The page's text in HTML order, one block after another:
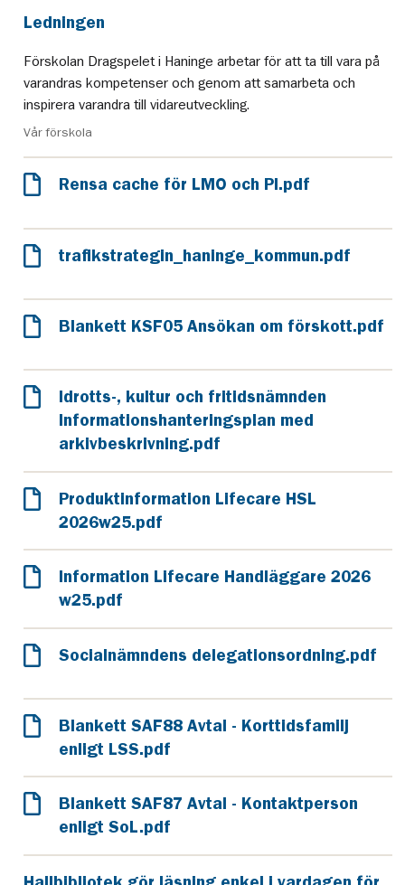
Ledningen
Förskolan Dragspelet i Haninge arbetar för att ta till vara på
varandras kompetenser och genom att samarbeta och
inspirera varandra till vidareutveckling.
Vår förskola
Rensa cache för LMO och PI.pdf
trafikstrategin_haninge_kommun.pdf
Blankett KSF05 Ansökan om förskott.pdf
Idrotts-, kultur och fritidsnämnden
Informationshanteringsplan med
arkivbeskrivning.pdf
Produktinformation Lifecare HSL
2026w25.pdf
Information Lifecare Handläggare 2026
w25.pdf
Socialnämndens delegationsordning.pdf
Blankett SAF88 Avtal - Korttidsfamilj
enligt LSS.pdf
Blankett SAF87 Avtal - Kontaktperson
enligt SoL.pdf